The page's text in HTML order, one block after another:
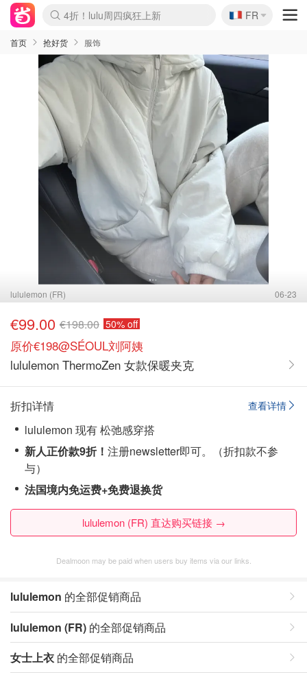
Boticinal 夏促开抢！
4折！lulu周四疯狂上新
还没结束！&OtherStories大促
Joybuy变相75折 随时失效
速领！Stanley独家85折
疑似霸哥！Camper额外叠85折
Zalando 奥莱闪促！每日更新
Moncler反季囤！5折起+叠9折
Coach Brooklyn仅€192
🇫🇷
FR
首页 抢好货 服饰
lululemon (FR) 06-23
€99.00 €198.00 50% off
原价€198@SÉOUL刘阿姨
lululemon ThermoZen 女款保暖夹克
查看详情
折扣详情
lululemon 现有 松弛感穿搭
新人正价款9折！ 注册newsletter即可。（折扣款不参
与）
法国境内免运费+免费退换货
lululemon (FR) 直达购买链接 →
Dealmoon may be paid when users buy items via our links.
lululemon 的全部促销商品
lululemon (FR) 的全部促销商品
女士上衣 的全部促销商品